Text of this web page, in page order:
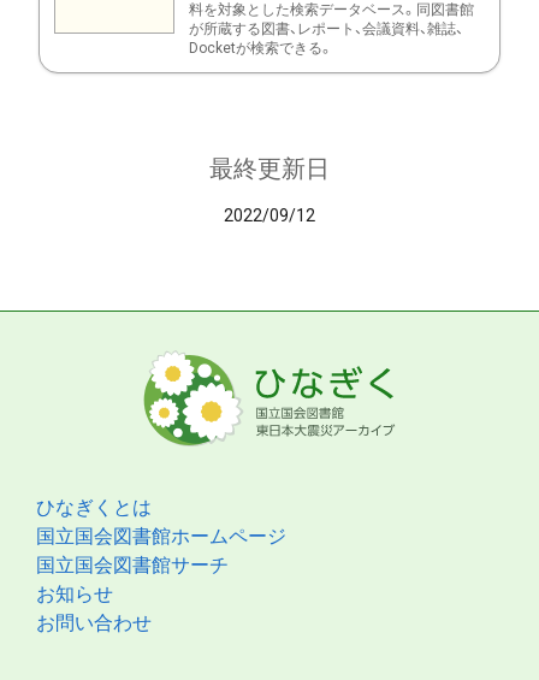
料を対象とした検索データベース。同図書館
が所蔵する図書、レポート、会議資料、雑誌、
Docketが検索できる。
最終更新日
2022/09/12
ひなぎくとは
国立国会図書館ホームページ
国立国会図書館サーチ
お知らせ
お問い合わせ